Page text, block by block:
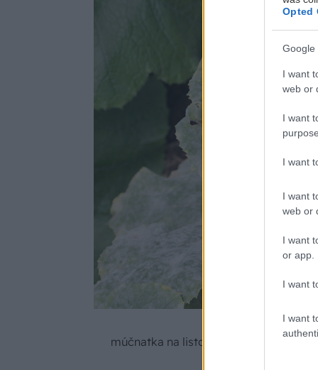
Opted
Google
I want
web or
I want
I want
I want
web or
I want
or app.
I want
I want
múčnatka na listoch